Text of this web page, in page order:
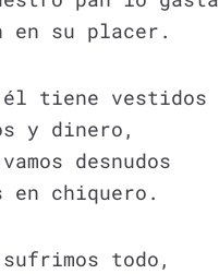
en su placer.
él tiene vestidos
y dinero,
desnudos
en chiquero.
todo,